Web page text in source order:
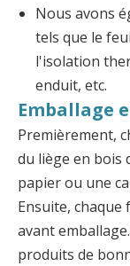
Nous avons
tels que le
l'isolation
enduit, etc.
Emballage
Premièrement,
du liège en bois
papier ou une
Ensuite,
avant
produits de